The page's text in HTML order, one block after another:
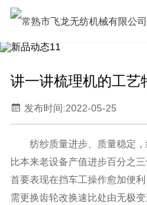
讲一讲梳理机的工艺
发布时间:2022-05-25
纺纱质量进步、质量稳定，
比本来老设备产值进步百分之
首要表现在挡车工操作愈加便
需更换齿轮改换速比处由无极